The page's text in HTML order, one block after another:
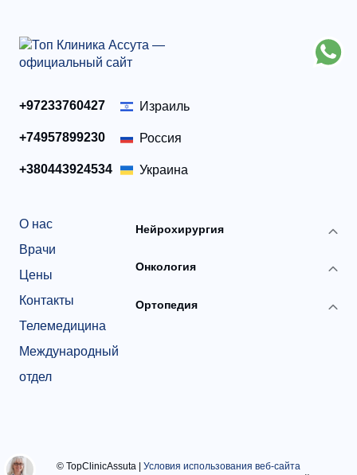
+97233760427 Израиль
+74957899230 Россия
+380443924534 Украина
О нас
Врачи
Цены
Контакты
Телемедицина
Международный
отдел
Нейрохирургия
Онкология
Ортопедия
© TopClinicAssuta | Условия использования веб-сайта